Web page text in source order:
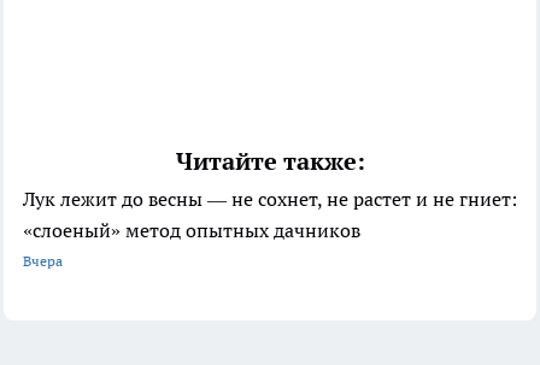
Читайте также:
Лук лежит до весны — не сохнет, не растет и не гниет:
«слоеный» метод опытных дачников
Вчера